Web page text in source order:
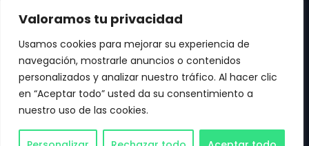
Valoramos tu privacidad
Usamos cookies para mejorar su experiencia de
navegación, mostrarle anuncios o contenidos
personalizados y analizar nuestro tráfico. Al hacer clic
en “Aceptar todo” usted da su consentimiento a
nuestro uso de las cookies.
Política de cookies
Política de privacidad
Copyright © SoloApp 2025. Todos los derechos